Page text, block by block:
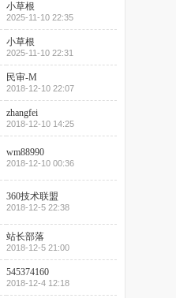
小草根
2025-11-10 22:35
小草根
2025-11-10 22:31
民审-M
2018-12-10 22:07
zhangfei
2018-12-10 14:25
wm88990
2018-12-10 00:36
360技术联盟
2018-12-5 22:38
站长部落
2018-12-5 21:00
545374160
2018-12-4 12:18